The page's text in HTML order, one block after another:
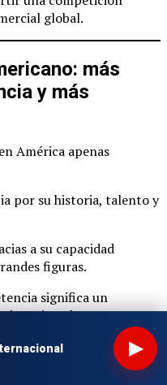
global.
más
y más
América apenas
por su historia, talento y
a su capacidad
figuras.
significa un
jugadores y una
una pasión.
▶